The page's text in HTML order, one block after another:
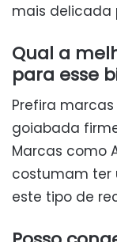
mais delicada
Qual a
para esse
Prefira
goiabada
Marcas como
costumam ter
este tipo de